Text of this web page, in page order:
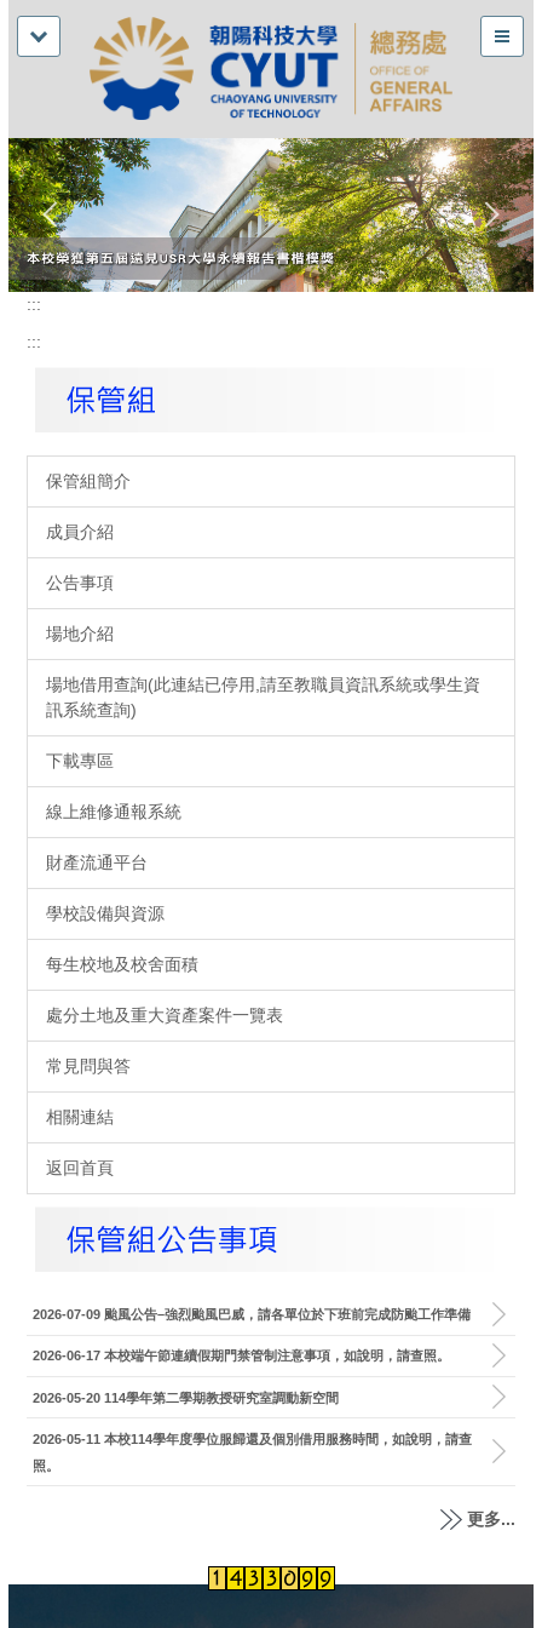
:::
:::
保管組簡介
成員介紹
公告事項
場地介紹
場地借用查詢(此連結已停用,請至教職員資訊系統或學生資
訊系統查詢)
下載專區
線上維修通報系統
財產流通平台
學校設備與資源
每生校地及校舍面積
處分土地及重大資產案件一覽表
常見問與答
相關連結
返回首頁
2026-07-09 颱風公告–強烈颱風巴威，請各單位於下班前完成防颱工作準備
2026-06-17 本校端午節連續假期門禁管制注意事項，如說明，請查照。
2026-05-20 114學年第二學期教授研究室調動新空間
2026-05-11 本校114學年度學位服歸還及個別借用服務時間，如說明，請查
照。
更多...